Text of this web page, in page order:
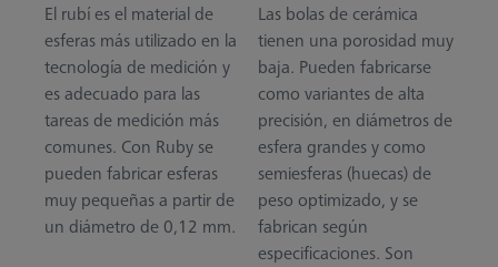
El rubí es el material de
esferas más utilizado en la
tecnología de medición y
es adecuado para las
tareas de medición más
comunes. Con Ruby se
pueden fabricar esferas
muy pequeñas a partir de
un diámetro de 0,12 mm.
Las bolas de cerámica
tienen una porosidad muy
baja. Pueden fabricarse
como variantes de alta
precisión, en diámetros de
esfera grandes y como
semiesferas (huecas) de
peso optimizado, y se
fabrican según
especificaciones. Son